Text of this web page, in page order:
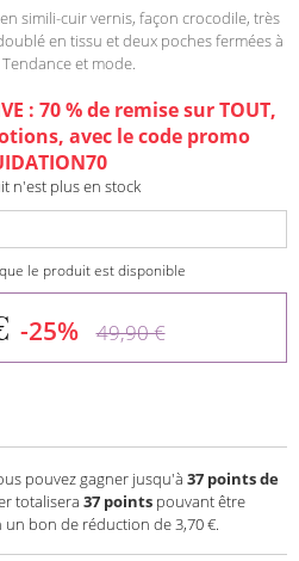
simili-cuir vernis, façon crocodile, très
en tissu et deux poches fermées à
et mode.
: 70 % de remise sur TOUT,
avec le code promo
n'est plus en stock
le produit est disponible
-25% 49,90 €
pouvez gagner jusqu'à 37 points de
totalisera 37pointspouvant être
un bon de réduction de3,70 €.